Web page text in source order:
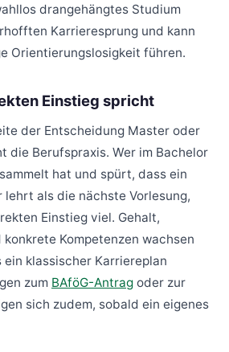
drangehängtes Studium
Karrieresprung und kann
Orientierungslosigkeit führen.
Einstieg spricht
der Entscheidung Master oder
die Berufspraxis. Wer im Bachelor
hat und spürt, dass ein
lehrt als die nächste Vorlesung,
Einstieg viel. Gehalt,
Kompetenzen wachsen
klassischer Karriereplan
zum BAföG-Antrag oder zur
sich zudem, sobald ein eigenes